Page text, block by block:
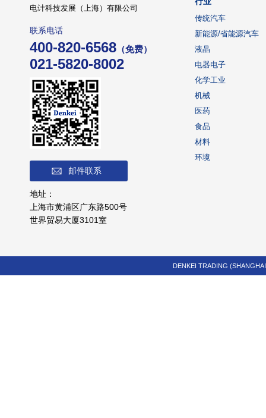
电计科技发展（上海）有限公司
联系电话
400-820-6568 （免费）
021-5820-8002
邮件联系
地址：
上海市黄浦区广东路500号
世界贸易大厦3101室
传统汽车
新能源/省能源汽车
液晶
电器电子
化学工业
机械
医药
食品
材料
环境
DENKEI TRADING